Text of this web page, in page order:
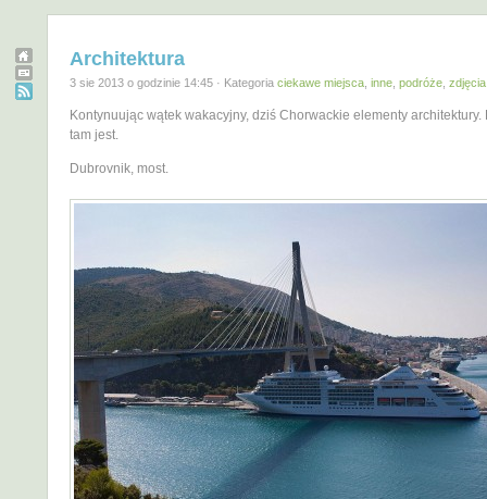
Architektura
3 sie 2013 o godzinie 14:45 · Kategoria ciekawe miejsca inne podróże zdjęcia
Kontynuując wątek wakacyjny, dziś Chorwackie elementy architektury.
tam jest.
Dubrovnik, most.